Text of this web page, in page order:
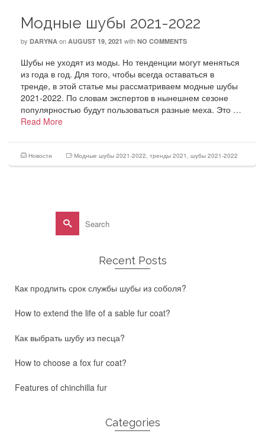
Модные шубы 2021-2022
by DARYNA on AUGUST 19, 2021 with NO COMMENTS
Шубы не уходят из моды. Но тенденции могут меняться
из года в год. Для того, чтобы всегда оставаться в
тренде, в этой статье мы рассматриваем модные шубы
2021-2022. По словам экспертов в нынешнем сезоне
популярностью будут пользоваться разные меха. Это …
Read More
Новости Модные шубы 2021-2022, тренды 2021 , шубы 2021-2022
Search
for:
Recent Posts
Как продлить срок службы шубы из соболя?
How to extend the life of a sable fur coat?
Как выбрать шубу из песца?
How to choose a fox fur coat?
Features of chinchilla fur
Categories